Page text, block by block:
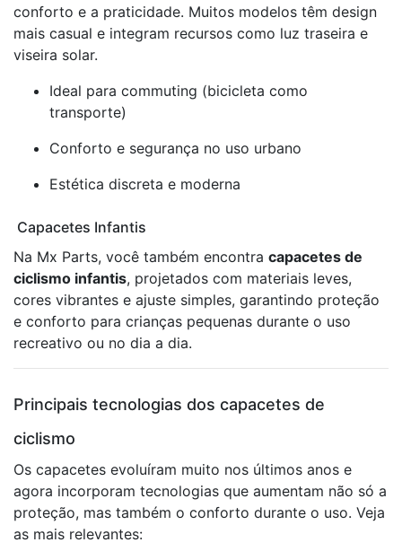
conforto e a praticidade. Muitos modelos têm design
mais casual e integram recursos como luz traseira e
viseira solar.
Ideal para commuting (bicicleta como
transporte)
Conforto e segurança no uso urbano
Estética discreta e moderna
Capacetes Infantis
Na Mx Parts, você também encontra capacetes de
ciclismo infantis, projetados com materiais leves,
cores vibrantes e ajuste simples, garantindo proteção
e conforto para crianças pequenas durante o uso
recreativo ou no dia a dia.
Principais tecnologias dos capacetes de
ciclismo
Os capacetes evoluíram muito nos últimos anos e
agora incorporam tecnologias que aumentam não só a
proteção, mas também o conforto durante o uso. Veja
as mais relevantes: